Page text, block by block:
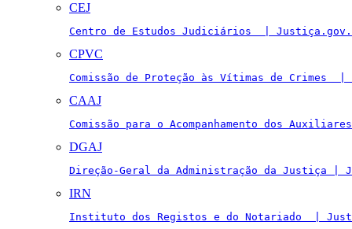
CEJ
Centro de Estudos Judiciários  |
CPVC
Comissão de Proteção às Vítimas de Crimes
CAAJ
Comissão para o Acompanhamento dos
DGAJ
Direção-Geral da Administração da Justiça |
IRN
Instituto dos Registos e do Notariado  |